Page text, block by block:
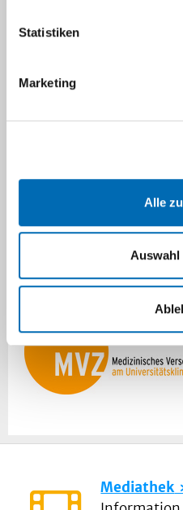
Statistiken
Marketing
Alle
Auswahl
Mediathek